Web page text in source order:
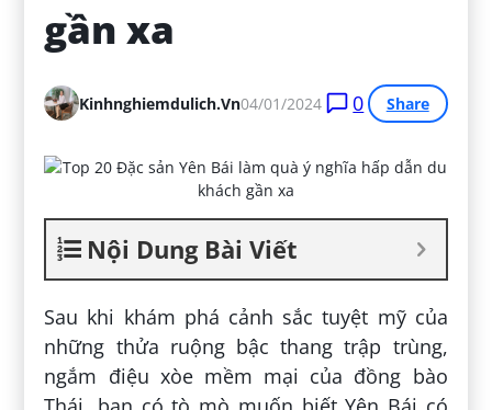
gần xa
Kinhnghiemdulich.vn04/01/2024 0 Share
Nội Dung Bài Viết
Sau khi khám phá cảnh sắc tuyệt mỹ của
những thửa ruộng bậc thang trập trùng,
ngắm điệu xòe mềm mại của đồng bào